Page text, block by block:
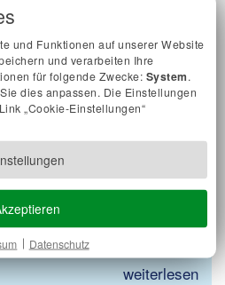
und Funktionen auf unserer Website
und verarbeiten Ihre
für folgende Zwecke: System.
dies anpassen. Die Einstellungen
„Cookie-Einstellungen“
Datenschutz
Fahrgastbeirats Nord
erhielten wir
Regio-Nahverkehr
über den aktuellen Stand
Ausbaus von
Da der Großteil dieser
wurden, gibt es
weiterlesen